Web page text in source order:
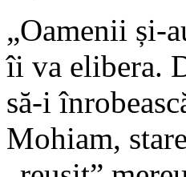
„Oamenii și-
îi va elibera.
să-i
Mohiam,